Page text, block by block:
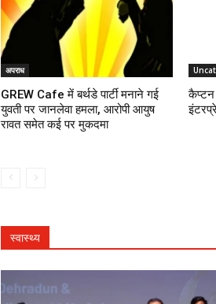
अपराध
GREW Cafe में बर्थडे पार्टी मनाने गई
युवती पर जानलेवा हमला, आरोपी आयुष
रावत समेत कई पर मुकदमा
कैप्टन
स्वास्थ्य